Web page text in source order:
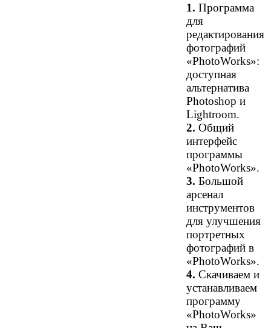
1. Программа
для
редактирования
фотографий
«PhotoWorks»:
доступная
альтернатива
Photoshop и
Lightroom.
2. Общий
интерфейс
программы
«PhotoWorks».
3. Большой
арсенал
инструментов
для улучшения
портретных
фотографий в
«PhotoWorks».
4. Скачиваем и
устанавливаем
программу
«PhotoWorks»